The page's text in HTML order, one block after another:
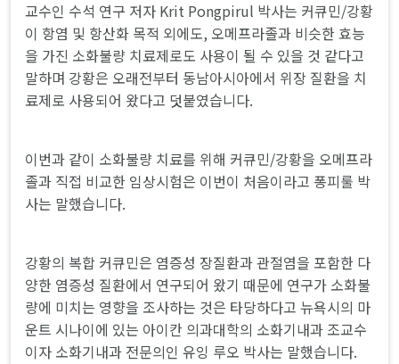
교수인 수석 연구 저자 Krit Pongpirul 박사는 커큐민/강황
이 항염 및 항산화 목적 외에도, 오메프라졸과 비슷한 효능
을 가진 소화불량 치료제로도 사용이 될 수 있을 것 같다고
말하며 강황은 오래전부터 동남아시아에서 위장 질환을 치
료제로 사용되어 왔다고 덧붙였습니다.
이번과 같이 소화불량 치료를 위해 커큐민/강황을 오메프라
졸과 직접 비교한 임상시험은 이번이 처음이라고 퐁피룰 박
사는 말했습니다.
강황의 복합 커큐민은 염증성 장질환과 관절염을 포함한 다
양한 염증성 질환에서 연구되어 왔기 때문에 연구가 소화불
량에 미치는 영향을 조사하는 것은 타당하다고 뉴욕시의 마
운트 시나이에 있는 아이칸 의과대학의 소화기내과 조교수
이자 소화기내과 전문의인 유잉 루오 박사는 말했습니다.